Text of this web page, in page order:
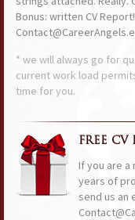
Bonus: written CV
* we will always go for
current work load
time for you.
FREE CV
If you are a
years of
send us an